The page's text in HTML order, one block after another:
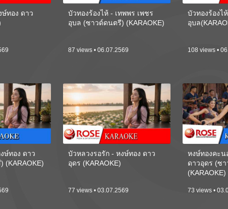
ทอง ดาว
บัวทองร้องไห้ - เทพพร เพชร
อุบล (ซาวด์ดนตรี) (KARAOKE)
87 views • 06.07.2569
บัวทองร้องไ
อุบล
108 views •
ษ์ทอง ดาว
(KARAOKE)
บัวหลวงรอรัก - หงษ์ทอง ดาว
อุดร (KARAOKE)
77 views • 03.07.2569
หงษ์ทองคะน
ดาวอุดร (ซ
(KARAOKE)
73 views •